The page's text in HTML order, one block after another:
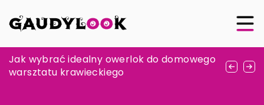
Jakie kolory najlepiej podkreślają twój
indywidualny styl?
Jak wybrać idealny owerlok do domowego
warsztatu krawieckiego
Kosmetyki do pielęgnacji ust